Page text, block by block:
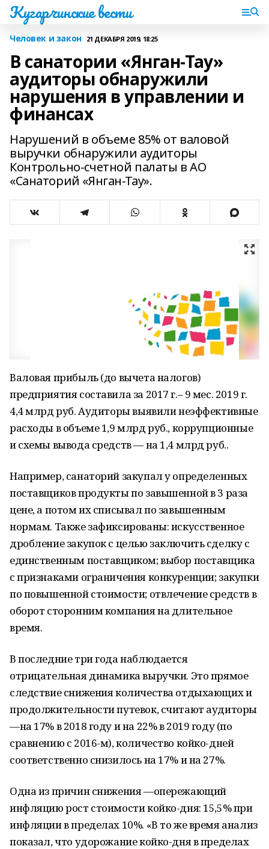
Кугарчинские вести
Человек и закон 21 ДЕКАБРЯ 2019, 18:25
В санатории «Янган-Тау»
аудиторы обнаружили
нарушения в управлении и
финансах
Нарушений в объеме 85% от валовой
выручки обнаружили аудиторы
Контрольно-счетной палаты в АО
«Санаторий «Янган-Тау».
Валовая прибыль (до вычета налогов)
предприятия составила за 2017 г.– 9 мес. 2019 г.
4,4 млрд руб. Аудиторы выявили неэффективные
расходы в объеме 1,9 млрд руб., коррупционные
и схемы вывода средств — на 1,4 млрд руб..
Например, санаторий закупал у определенных
поставщиков продукты по завышенной в 3 раза
цене, а потом их списывал по завышенным
нормам. Также зафиксированы: искусственное
дробление закупок с целью заключить сделку с
единственным поставщиком; выбор поставщика
с признаками ограничения конкуренции; закупки
по повышенной стоимости; отвлечение средств в
оборот сторонним компания на длительное
время.
В последние три года наблюдается
отрицательная динамика выручки. Это прямое
следствие снижения количества отдыхающих и
продолжительности путевок, считают аудиторы
—на 17% в 2018 году и на 22% в 2019 году (по
сравнению с 2016-м), количество койко-дней
соответственно снизилось на 17% и на 27%.
Одна из причин снижения —опережающий
инфляцию рост стоимости койко-дня: 15,5% при
инфляции в пределах 10%. «В то же время анализ
показал, что удорожание койко-дня в пределах